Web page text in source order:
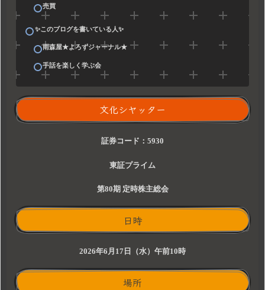
売買
✨このブログを書いている人✨
雨森屋★よろずジャーナル★
手話を楽しく学ぶ会
文化シヤッター
証券コード：5930
東証プライム
第80期 定時株主総会
日時
2026年6月17日（水）午前10時
場所